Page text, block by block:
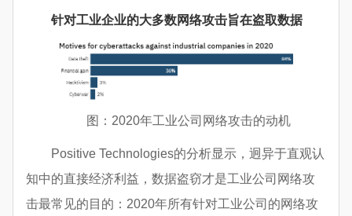
针对工业企业的大多数网络攻击旨在盗取数据
图：2020年工业公司网络攻击的动机
Positive Technologies的分析显示，迥异于直观认
知中的直接经济利益，数据盗窃才是工业公司网络攻
击最常见的目的：2020年所有针对工业公司的网络攻